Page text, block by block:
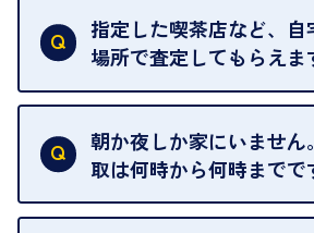
ただけません。
指定した喫茶店など、自
場所で査定してもらえま
ご自宅以外での査定はお引き受
定のお店や、ほかのお客様への
えられるためです。
朝か夜しか家にいません
取は何時から何時までで
ご訪問可能時間は、10時から19